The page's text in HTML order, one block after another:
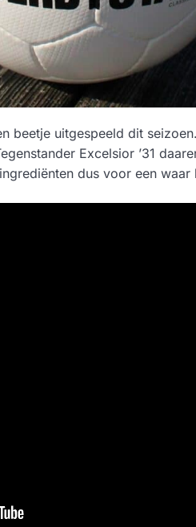
beetje uitgespeeld dit
Excelsior ’31
dus voor een waar